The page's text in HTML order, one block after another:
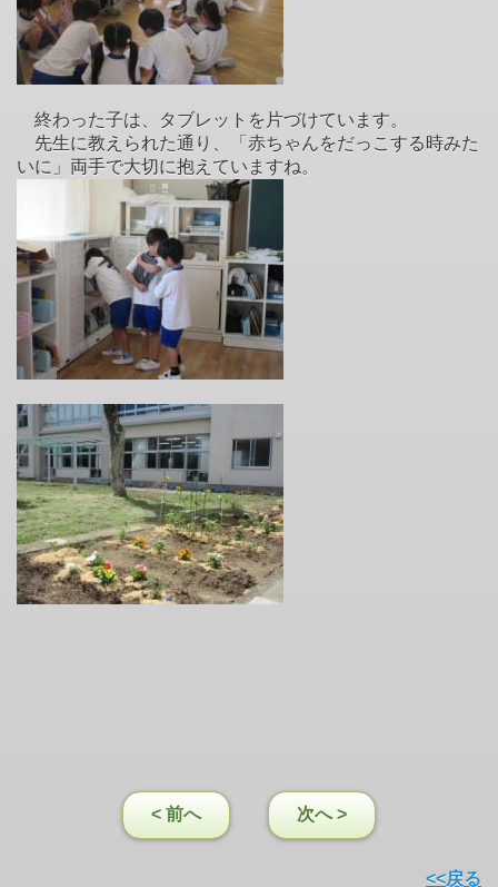
終わった子は、タブレットを片づけています。
先生に教えられた通り、「赤ちゃんをだっこする時みた
いに」両手で大切に抱えていますね。
< 前へ 次へ >
<<戻る